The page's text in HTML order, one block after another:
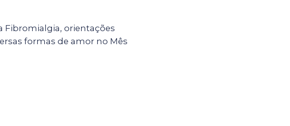
Fibromialgia, orientações
formas de amor no Mês